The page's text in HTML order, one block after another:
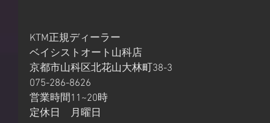
KTM正規ディーラー
ベイシストオート山科店
京都市山科区北花山大林町38-3
075-286-8626
営業時間11~20時
定休日　月曜日